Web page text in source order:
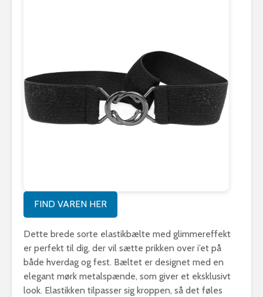
FIND VAREN HER
Dette brede sorte elastikbælte med glimmereffekt
er perfekt til dig, der vil sætte prikken over i’et på
både hverdag og fest. Bæltet er designet med en
elegant mørk metalspænde, som giver et eksklusivt
look. Elastikken tilpasser sig kroppen, så det føles